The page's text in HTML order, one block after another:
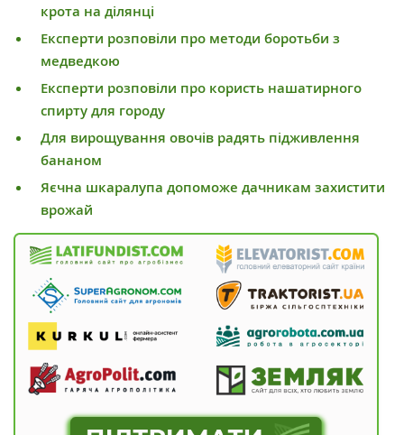
крота на ділянці
Експерти розповіли про методи боротьби з
медведкою
Експерти розповіли про користь нашатирного
спирту для городу
Для вирощування овочів радять підживлення
бананом
Яєчна шкаралупа допоможе дачникам захистити
врожай